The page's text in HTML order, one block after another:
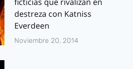
destreza con Katniss
Everdeen
Noviembre 20, 2014